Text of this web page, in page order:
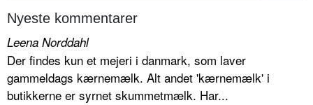
Nyeste kommentarer
Leena Norddahl
Der findes kun et mejeri i danmark, som laver
gammeldags kærnemælk. Alt andet 'kærnemælk' i
butikkerne er syrnet skummetmælk. Har...